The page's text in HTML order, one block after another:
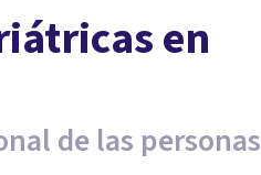
en
de las personas